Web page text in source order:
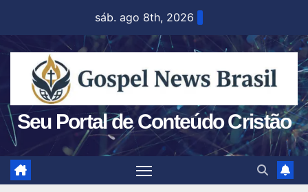
content
sáb. ago 8th, 2026
Seu Portal de Conteúdo Cristão